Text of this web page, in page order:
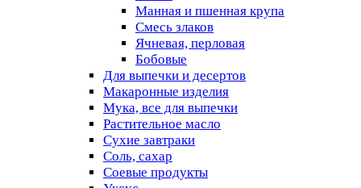
Манная и пшенная крупа
Смесь злаков
Ячневая, перловая
Бобовые
Для выпечки и десертов
Макаронные изделия
Мука, все для выпечки
Растительное масло
Сухие завтраки
Соль, сахар
Соевые продукты